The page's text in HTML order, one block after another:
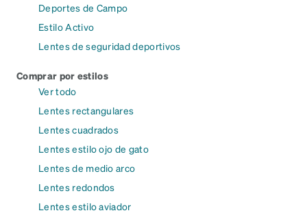
Deportes de Campo
Estilo Activo
Lentes de seguridad deportivos
Comprar por estilos
Ver todo
Lentes rectangulares
Lentes cuadrados
Lentes estilo ojo de gato
Lentes de medio arco
Lentes redondos
Lentes estilo aviador